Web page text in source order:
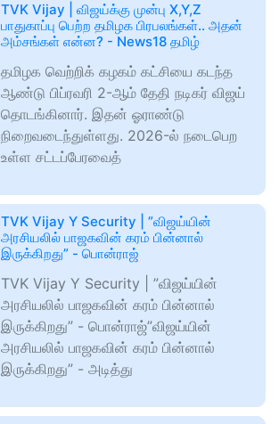
TVK Vijay | விஜய்க்கு முன்பு X,Y,Z
பாதுகாப்பு பெற்ற தமிழக பிரபலங்கள்.. அதன்
அம்சங்கள் என்ன? - News18 தமிழ்
தமிழக வெற்றிக் கழகம் கட்சியை கடந்த
ஆண்டு பிப்ரவரி 2-ஆம் தேதி நடிகர் விஜய்
தொடங்கினார். இதன் ஓராண்டு
நிறைவடைந்துள்ளது. 2026-ல் நடைபெற
உள்ள சட்டப்பேரவைத்
TVK Vijay Y Security | ”விஜய்யின்
அரசியலில் பாஜகவின் கரம் பின்னால்
இருக்கிறது” - பொன்ராஜ்
TVK Vijay Y Security | ”விஜய்யின்
அரசியலில் பாஜகவின் கரம் பின்னால்
இருக்கிறது” - பொன்ராஜ்”விஜய்யின்
அரசியலில் பாஜகவின் கரம் பின்னால்
இருக்கிறது” - அடித்து